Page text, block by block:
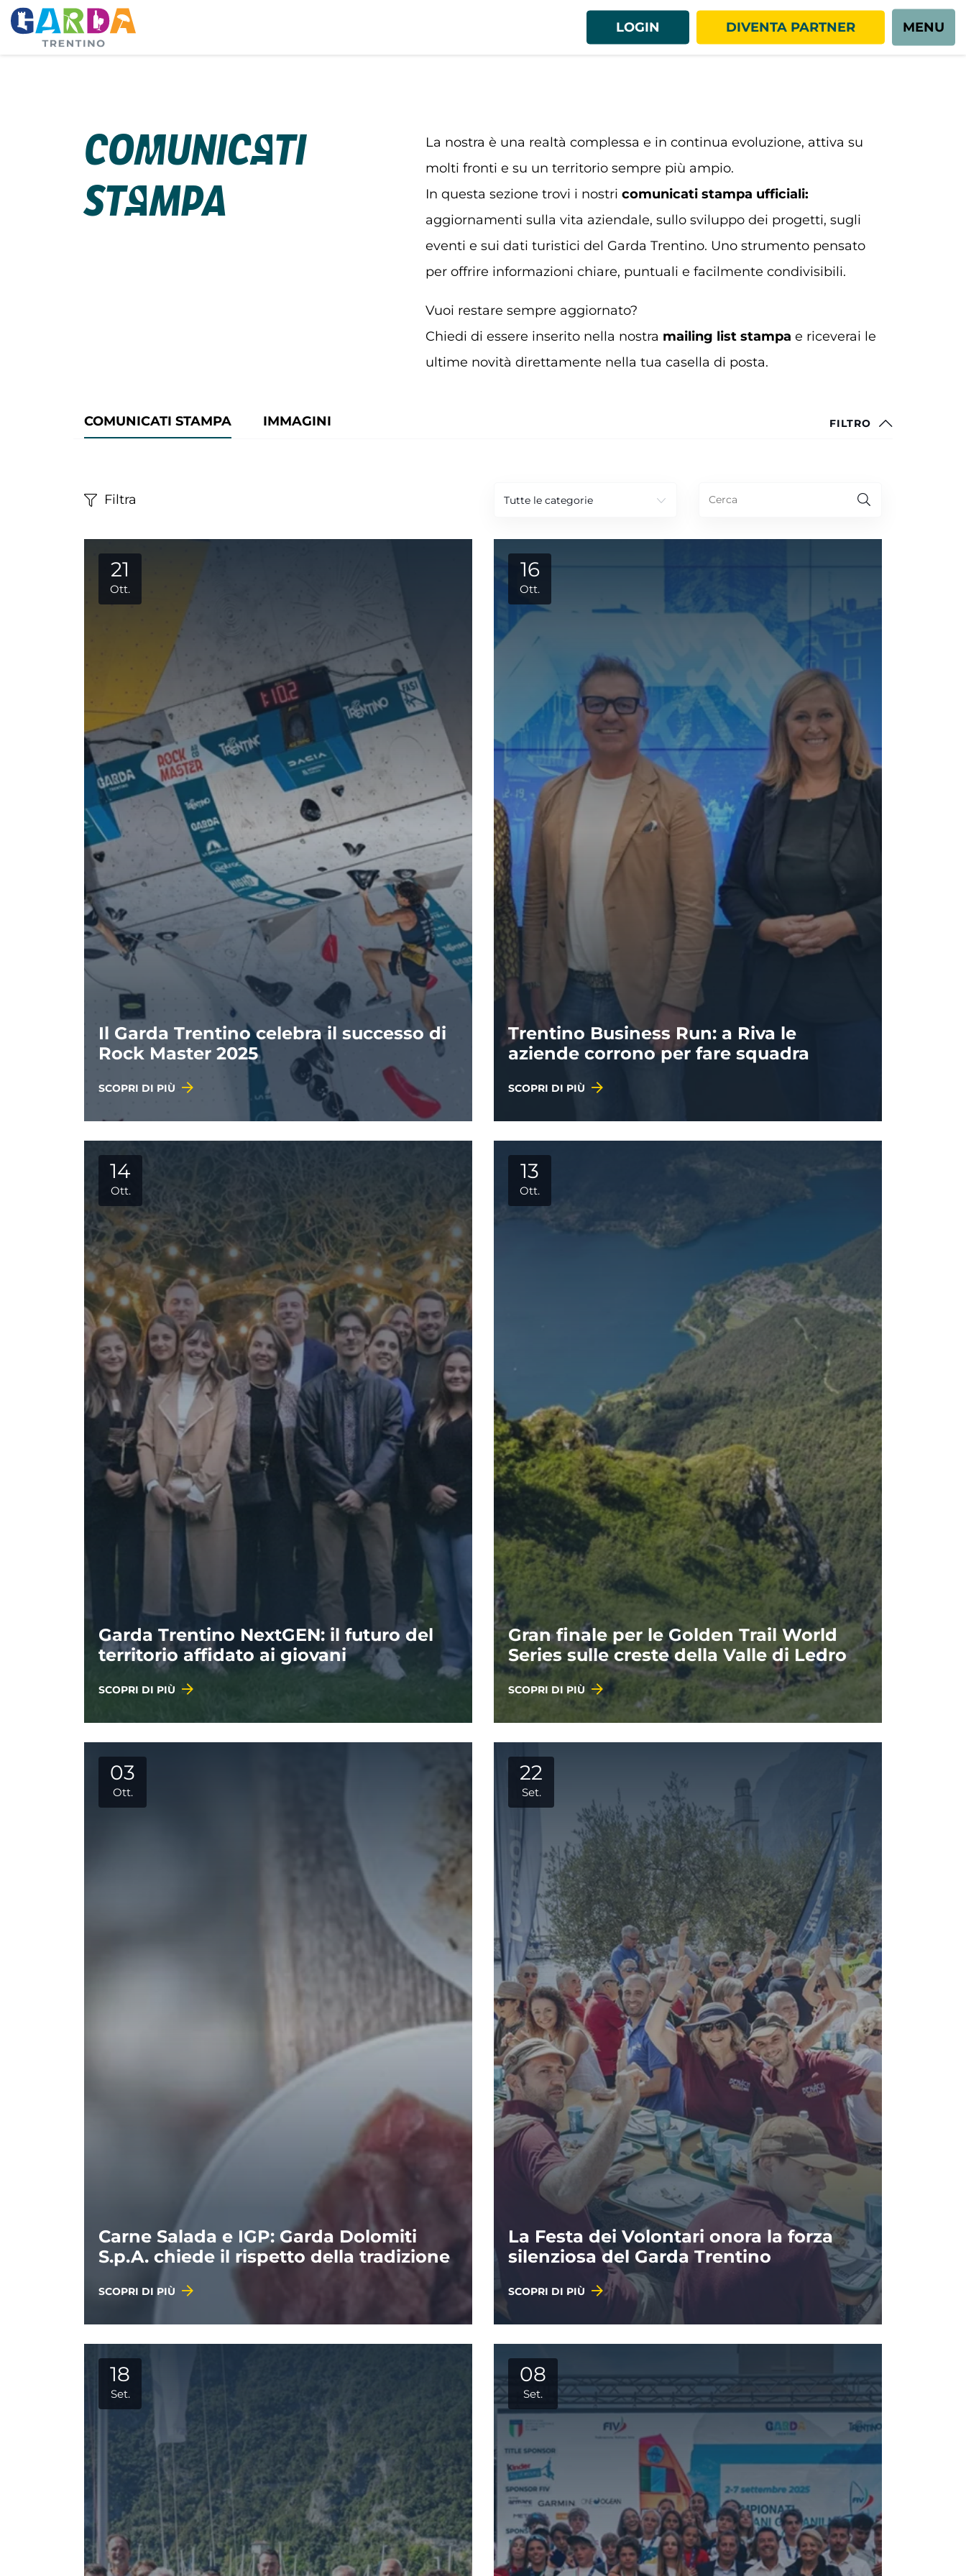
LOGIN DIVENTA PARTNER MENU
Comunicati
stampa
La nostra è una realtà complessa e in continua evoluzione, attiva su
molti fronti e su un territorio sempre più ampio.
In questa sezione trovi i nostri comunicati stampa ufficiali:
aggiornamenti sulla vita aziendale, sullo sviluppo dei progetti, sugli
eventi e sui dati turistici del Garda Trentino. Uno strumento pensato
per offrire informazioni chiare, puntuali e facilmente condivisibili.
Vuoi restare sempre aggiornato?
Chiedi di essere inserito nella nostra mailing list stampa e riceverai le
ultime novità direttamente nella tua casella di posta.
FILTRO
COMUNICATI STAMPA IMMAGINI
Filtra Tutte le categorie
21
Ott.
Il Garda Trentino celebra il successo di
Rock Master 2025
SCOPRI DI PIÙ
16
Ott.
Trentino Business Run: a Riva le
aziende corrono per fare squadra
SCOPRI DI PIÙ
14
Ott.
Garda Trentino NextGEN: il futuro del
territorio affidato ai giovani
SCOPRI DI PIÙ
13
Ott.
Gran finale per le Golden Trail World
Series sulle creste della Valle di Ledro
SCOPRI DI PIÙ
03
Ott.
Carne Salada e IGP: Garda Dolomiti
S.p.A. chiede il rispetto della tradizione
SCOPRI DI PIÙ
22
Set.
La Festa dei Volontari onora la forza
silenziosa del Garda Trentino
SCOPRI DI PIÙ
18
Set.
08
Set.